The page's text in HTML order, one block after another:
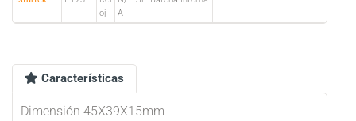
oj
A
Características
Dimensión 45X39X15mm